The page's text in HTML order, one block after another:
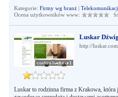
Kategorie: Firmy wg branż|
Ocena użytkowników www:
Luskar
http://
Luskar to rodzinna firma z Krakowa, która